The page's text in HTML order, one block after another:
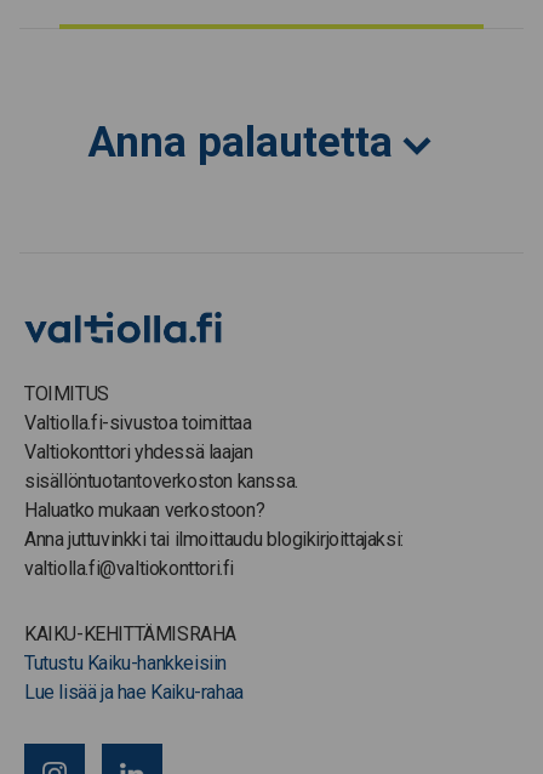
Anna palautetta
TOIMITUS
Valtiolla.fi-sivustoa toimittaa
Valtiokonttori yhdessä laajan
sisällöntuotantoverkoston kanssa.
Haluatko mukaan verkostoon?
Anna juttuvinkki tai ilmoittaudu blogikirjoittajaksi:
valtiolla.fi@valtiokonttori.fi
KAIKU-KEHITTÄMISRAHA
Tutustu Kaiku-hankkeisiin
Lue lisää ja hae Kaiku-rahaa